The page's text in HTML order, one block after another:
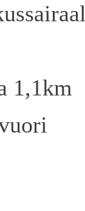
1,1km